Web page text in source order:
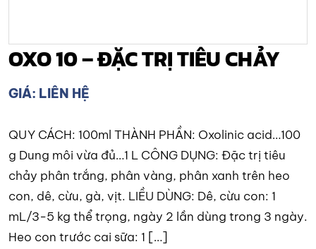
OXO 10 – ĐẶC TRỊ TIÊU CHẢY
GIÁ: LIÊN HỆ
QUY CÁCH: 100ml THÀNH PHẦN: Oxolinic acid…100
g Dung môi vừa đủ…1 L CÔNG DỤNG: Đặc trị tiêu
chảy phân trắng, phân vàng, phân xanh trên heo
con, dê, cừu, gà, vịt. LIỀU DÙNG: Dê, cừu con: 1
mL/3-5 kg thể trọng, ngày 2 lần dùng trong 3 ngày.
Heo con trước cai sữa: 1 […]